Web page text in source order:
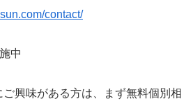
contact/
中
興味がある方は、まず無料個別相